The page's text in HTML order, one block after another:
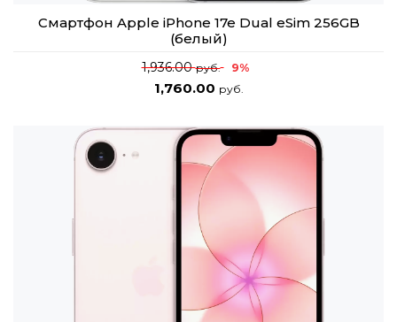
Смартфон Apple iPhone 17e Dual eSim 256GB
(белый)
1,936.00руб. 9%
1,760.00 руб.